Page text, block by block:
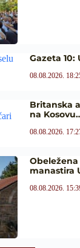
Gazeta 10:
08.08.2026.
Britanska
na
08.08.2026.
manastira
08.08.2026.